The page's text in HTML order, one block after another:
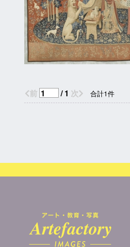
Tenture de la Dame a la
前 / 1 次 合計1件